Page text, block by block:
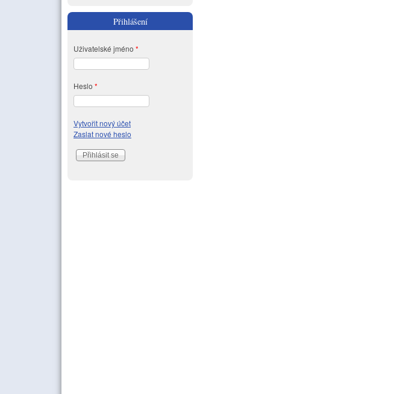
Přihlášení
Uživatelské jméno *
Heslo *
Vytvořit nový účet
Zaslat nové heslo